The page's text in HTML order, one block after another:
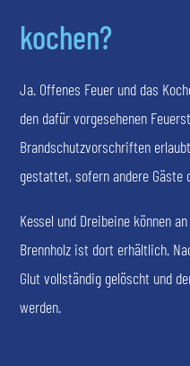
kochen?
Ja. Offenes Feuer und das
den dafür vorgesehenen
Brandschutzvorschriften
gestattet, sofern andere
Kessel und Dreibeine können
Brennholz ist dort erhältlich.
Glut vollständig gelöscht und
werden.